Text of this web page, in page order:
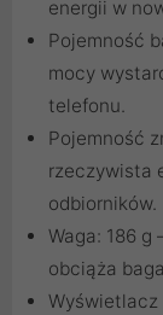
energii w
Pojemność
mocy
telefonu.
Pojemność
rzeczywista
odbiorników.
Waga: 186
obciąża
Wyświetlacz